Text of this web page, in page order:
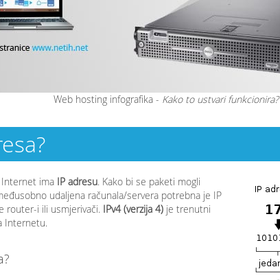
Web hosting infografika - Kako to ustvari funkcionira?
Internet ima IP adresu. Kako bi se paketi mogli
udaljena računala/servera potrebna je IP
router-i ili usmjerivači. IPv4 (verzija 4) je trenutni
Internetu.